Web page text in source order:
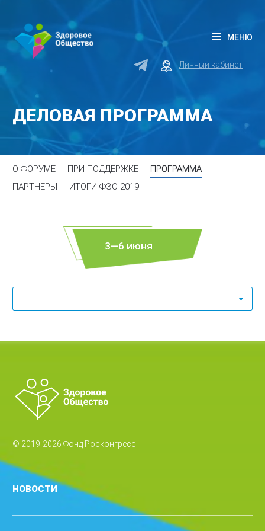
Личный кабинет
МЕНЮ
ДЕЛОВАЯ ПРОГРАММА
О ФОРУМЕ ПРИ ПОДДЕРЖКЕ
ПРОГРАММА
ПАРТНЕРЫ
ИТОГИ ФЗО 2019
3—6 июня
© 2019-2026 Фонд Росконгресс
НОВОСТИ